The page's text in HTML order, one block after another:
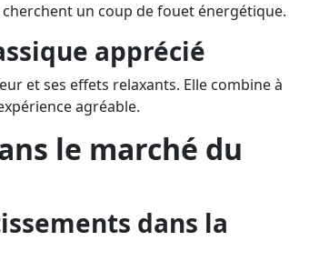
un coup de fouet énergétique.
apprécié
et ses effets relaxants. Elle combine à
agréable.
le marché du
dans la